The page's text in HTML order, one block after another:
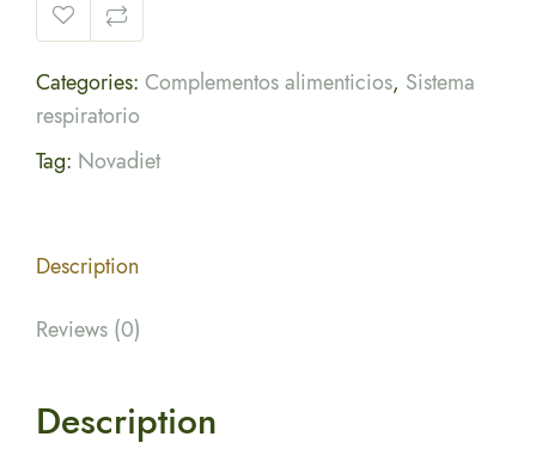
Categories: Complementos alimenticios, Sistema
respiratorio
Tag: Novadiet
Description
Reviews (0)
Description